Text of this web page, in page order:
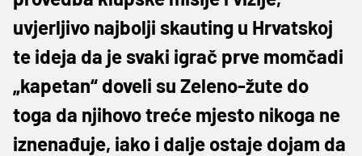
uvjerljivo najbolji skauting u Hrvatskoj
te ideja da je svaki igrač prve momčadi
„kapetan“ doveli su Zeleno-žute do
toga da njihovo treće mjesto nikoga ne
iznenađuje, iako i dalje ostaje dojam da